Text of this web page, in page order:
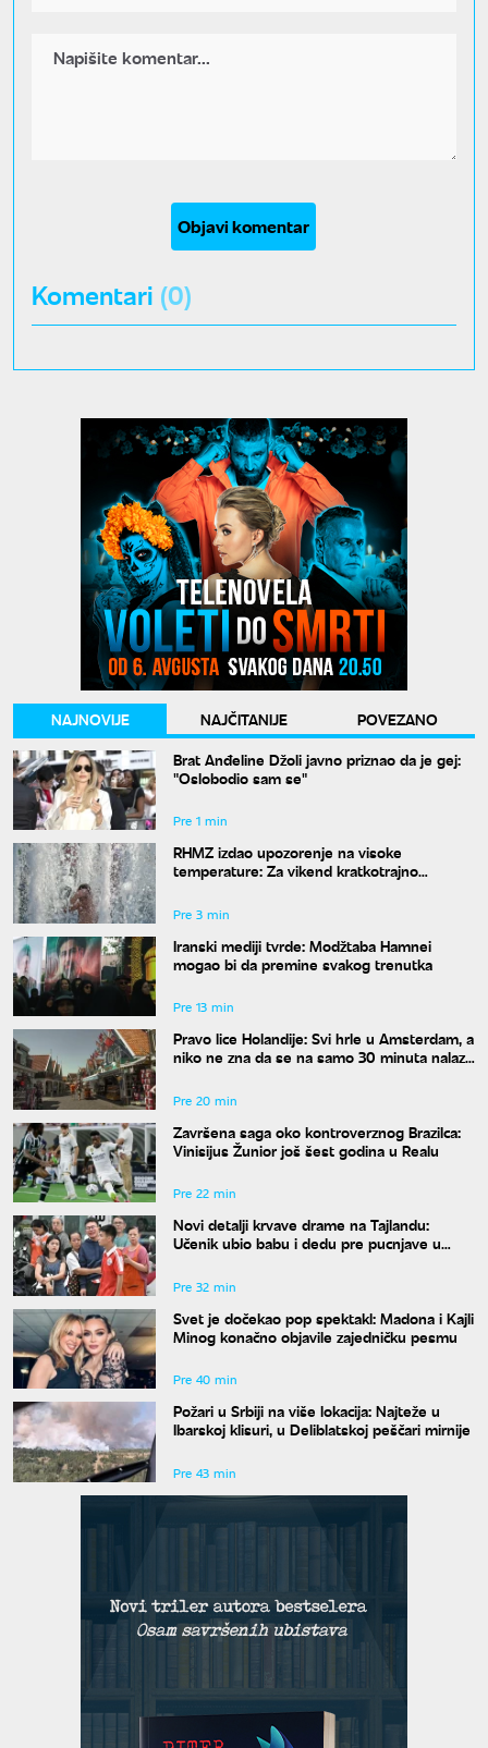
Objavi komentar
Komentari (0)
NAJNOVIJE NAJČITANIJE
POVEZANO
Brat Anđeline Džoli javno priznao da je gej:
"Oslobodio sam se"
Pre 1 min
RHMZ izdao upozorenje na visoke
temperature: Za vikend kratkotrajno
toplotnog talasa
Pre 3 min
Iranski mediji tvrde: Modžtaba Hamnei
mogao bi da premine svakog trenutka
Pre 13 min
Pravo lice Holandije: Svi hrle u Amsterdam, a
niko ne zna da se na samo 30 minuta nalazi
Pre 20 min
Završena saga oko kontroverznog Brazilca:
Vinisijus Žunior još šest godina u Realu
Pre 22 min
Novi detalji krvave drame na Tajlandu:
Učenik ubio babu i dedu pre pucnjave u
Pre 32 min
Svet je dočekao pop spektakl: Madona i Kajli
Minog konačno objavile zajedničku pesmu
Pre 40 min
Požari u Srbiji na više lokacija: Najteže u
Ibarskoj klisuri, u Deliblatskoj peščari mirnije
Pre 43 min